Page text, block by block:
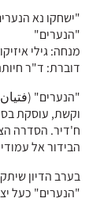
"ישחקו נא
"הנערים"
מנחה: גילי
דוברת: ד"ר
וקשת, עוסקת
ח'דיר. הסדרה
הבידור אל
בערב הדיון
"הנערים" כעל